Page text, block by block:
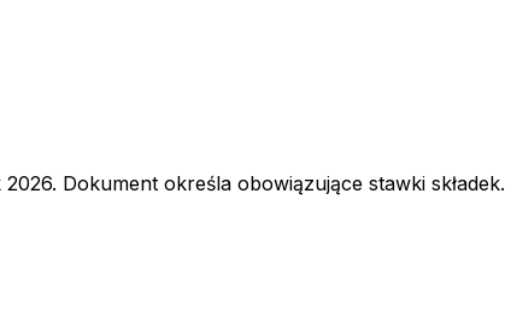
Dokument określa obowiązujące stawki składek.